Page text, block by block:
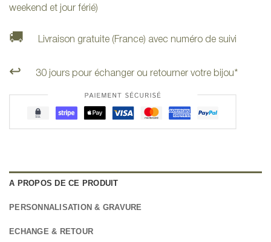
weekend et jour férié)
🚚 Livraison gratuite (France) avec numéro de suivi
↩️ 30 jours pour échanger ou retourner votre bijou*
A PROPOS DE CE PRODUIT
PERSONNALISATION & GRAVURE
ECHANGE & RETOUR